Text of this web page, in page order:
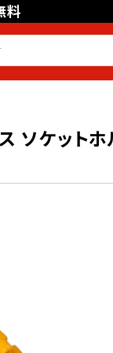
料
ログイン お気に入り
ソケット